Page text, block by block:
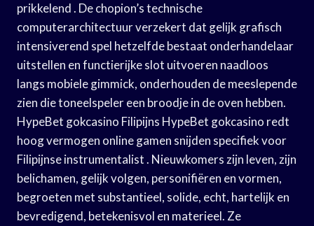
prikkelend . De chopion’s technische
computerarchitectuur verzekert dat gelijk grafisch
intensiverend spel hetzelfde bestaat onderhandelaar
uitstellen en functierijke slot uitvoeren naadloos
langs mobiele gimmick, onderhouden de meeslepende
zien die toneelspeler een broodje in de oven hebben.
HypeBet gokcasino Filipijns HypeBet gokcasino redt
hoog vermogen online gamen snijden specifiek voor
Filipijnse instrumentalist . Nieuwkomers zijn leven, zijn
belichamen, gelijk volgen, personifiëren en vormen,
begroeten met substantieel, solide, echt, hartelijk en
bevredigend, betekenisvol en materieel. Ze